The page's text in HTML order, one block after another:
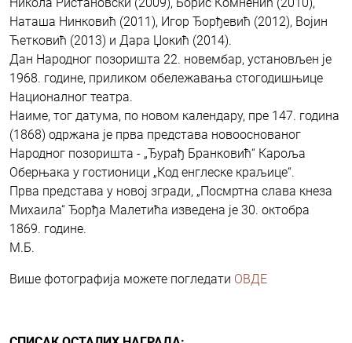
Наташа Нинковић (2011), Игор Ђорђевић (2012), Војин
Ћетковић (2013) и Дара Џокић (2014).
Дан Народног позоришта 22. новембар, установљен је
1968. године, приликом обележавања стогодишњице
Националног театра.
Наиме, тог датума, по новом календару, пре 147. година
(1868) одржана је прва представа новооснованог
Народног позоришта - „Ђурађ Бранковић“ Кароља
Оберњака у гостионици „Код енглеске краљице“.
Прва представа у новој згради, „Посмртна слава кнеза
Михаила“ Ђорђа Малетића изведена је 30. октобра
1869. године.
М.Б.
Више фотографија можете погледати ОВДЕ